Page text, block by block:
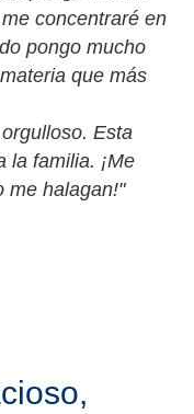
concentraré en
pongo mucho
que más
Esta
la familia. ¡Me
me halagan!"